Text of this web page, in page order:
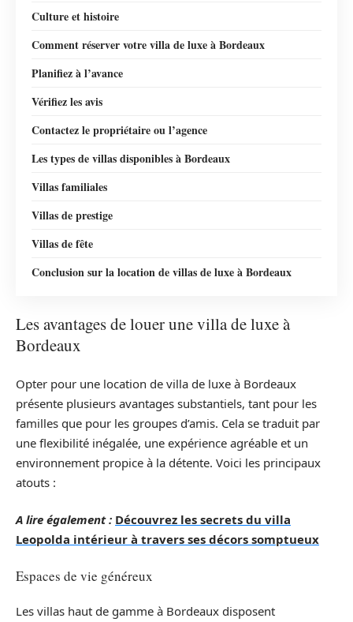
Culture et histoire
Comment réserver votre villa de luxe à Bordeaux
Planifiez à l’avance
Vérifiez les avis
Contactez le propriétaire ou l’agence
Les types de villas disponibles à Bordeaux
Villas familiales
Villas de prestige
Villas de fête
Conclusion sur la location de villas de luxe à Bordeaux
Les avantages de louer une villa de luxe à
Bordeaux
Opter pour une location de villa de luxe à Bordeaux
présente plusieurs avantages substantiels, tant pour les
familles que pour les groupes d’amis. Cela se traduit par
une flexibilité inégalée, une expérience agréable et un
environnement propice à la détente. Voici les principaux
atouts :
A lire également : Découvrez les secrets du villa
Leopolda intérieur à travers ses décors somptueux
Espaces de vie généreux
Les villas haut de gamme à Bordeaux disposent